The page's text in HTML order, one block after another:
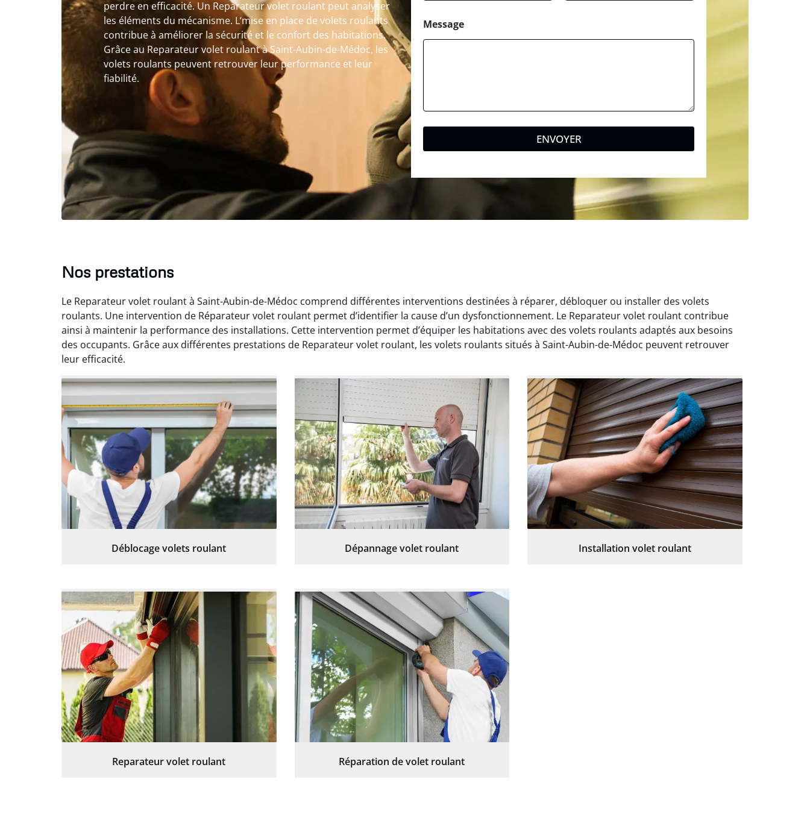
perdre en efficacité. Un Reparateur volet roulant peut analyser
les éléments du mécanisme. L’mise en place de volets roulants
contribue à améliorer la sécurité et le confort des habitations.
Grâce au Reparateur volet roulant à Saint-Aubin-de-Médoc, les
volets roulants peuvent retrouver leur performance et leur
fiabilité.
Message
ENVOYER
Nos prestations
Le Reparateur volet roulant à Saint-Aubin-de-Médoc comprend différentes interventions destinées à réparer, débloquer ou installer des volets
roulants. Une intervention de Réparateur volet roulant permet d’identifier la cause d’un dysfonctionnement. Le Reparateur volet roulant contribue
ainsi à maintenir la performance des installations. Cette intervention permet d’équiper les habitations avec des volets roulants adaptés aux besoins
des occupants. Grâce aux différentes prestations de Reparateur volet roulant, les volets roulants situés à Saint-Aubin-de-Médoc peuvent retrouver
leur efficacité.
Déblocage volets roulant Dépannage volet roulant Installation volet roulant
Reparateur volet roulant Réparation de volet roulant